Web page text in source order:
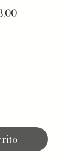
Precio de